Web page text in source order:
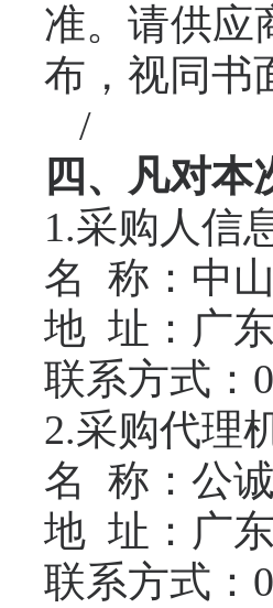
准。请供应
布，视同书
/
四、凡对
1.采购人信
名
称：中
地 址：广
联系方式：
2.采购代理
名
称：公
地 址：广
联系方式：